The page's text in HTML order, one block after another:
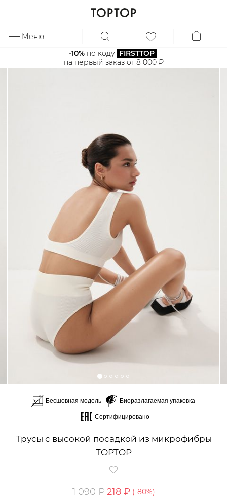
Меню
-10% по коду FIRSTTOP
на первый заказ от 8 000 ₽
Бесшовная модель
Биоразлагаемая упаковка
Сертифицировано
Трусы с высокой посадкой из микрофибры
TOPTOP
1 090 ₽ 218 ₽ (-80%)